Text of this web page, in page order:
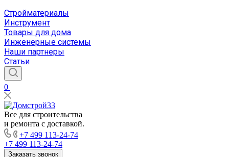
Стройматериалы
Инструмент
Товары для дома
Инженерные системы
Наши партнеры
Статьи
0
Все для строительства
и ремонта с доставкой.
+7 499 113-24-74
+7 499 113-24-74
Заказать звонок